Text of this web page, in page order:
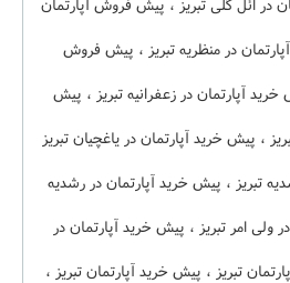
در ائل گلی تبریز ، پیش فروش آپارتمان
در منظریه تبریز ، پیش فروش
خرید آپارتمان در زعفرانیه تبریز ، پیش
، پیش خرید آپارتمان در یاغچیان تبریز
تبریز ، پیش خرید آپارتمان در رشدیه
ولی امر تبریز ، پیش خرید آپارتمان در
تبریز ، پیش خرید آپارتمان تبریز ،